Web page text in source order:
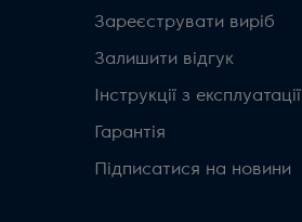
Зареєструвати виріб
Залишити відгук
Інструкції з експлуатації
Гарантія
Підписатися на новини